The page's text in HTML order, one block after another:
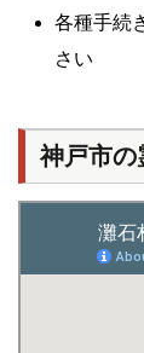
各種手続
さい
神戸市の